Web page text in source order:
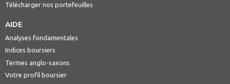
Télécharger nos portefeuilles
AIDE
Analyses fondamentales
Indices boursiers
Termes anglo-saxons
Votre profil boursier